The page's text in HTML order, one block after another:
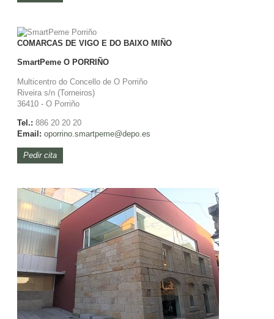
COMARCAS DE VIGO E DO BAIXO MIÑO
SmartPemeO PORRIÑO
Multicentro do Concello de O Porriño
Riveira s/n (Torneiros)
36410 - O Porriño
Tel.: 886 20 20 20
Email: oporrino.smartpeme@depo.es
Pedir cita